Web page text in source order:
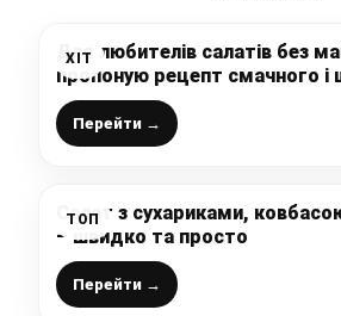
ХІТ
Для любителів салатів без
пропоную рецепт смачного і
салату “НЯМ НЯМ”
Перейти →
ТОП
Салат з сухариками,
– швидко та просто
Перейти →